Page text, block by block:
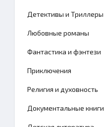
Детективы и Триллеры
Любовные романы
Фантастика и фэнтези
Приключения
Религия и духовность
Документальные книги